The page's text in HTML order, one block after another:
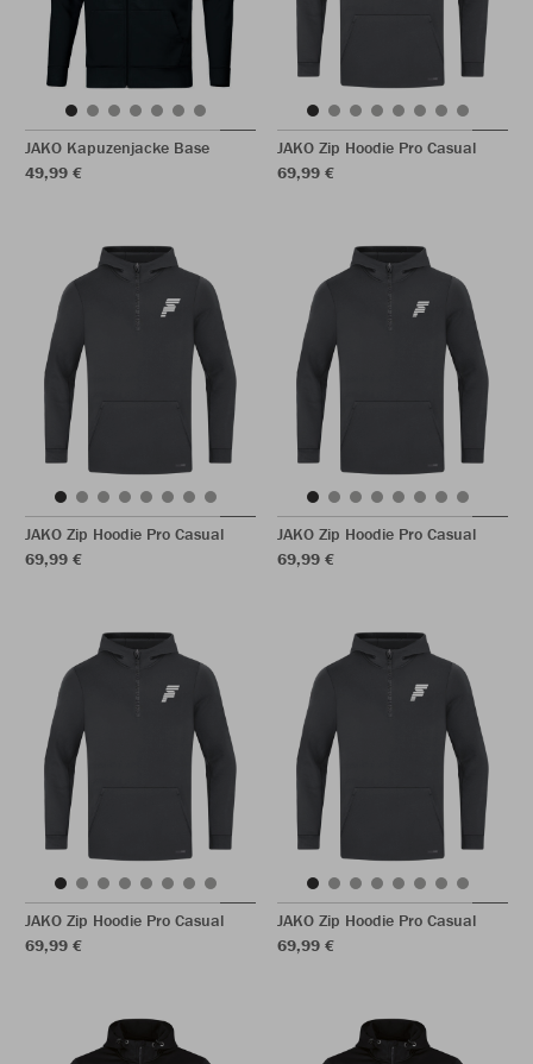
JAKO Kapuzenjacke Base
49,99 €
JAKO Zip Hoodie Pro Casual
69,99 €
JAKO Zip Hoodie Pro Casual
69,99 €
JAKO Zip Hoodie Pro Casual
69,99 €
JAKO Zip Hoodie Pro Casual
69,99 €
JAKO Zip Hoodie Pro Casual
69,99 €